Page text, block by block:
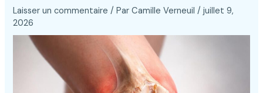
Laisser un commentaire / ParCamille Verneuil/juillet 9,
2026